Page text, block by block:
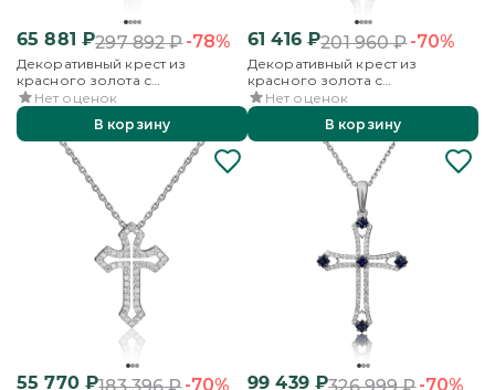
65 881 ₽297 892₽-78%
Декоративный крест из
красного золота с
бриллиантами
Нет оценок
В корзину
61 416₽201 960₽-70%
Декоративный крест из
красного золота с
бриллиантами
Нет оценок
В корзину
55 770₽183 396₽-70% 99 439₽326 999₽-70%